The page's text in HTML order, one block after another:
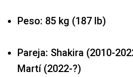
Peso: 85 kg (187 lb)
Pareja: Shakira (2010-
Martí (2022-?)